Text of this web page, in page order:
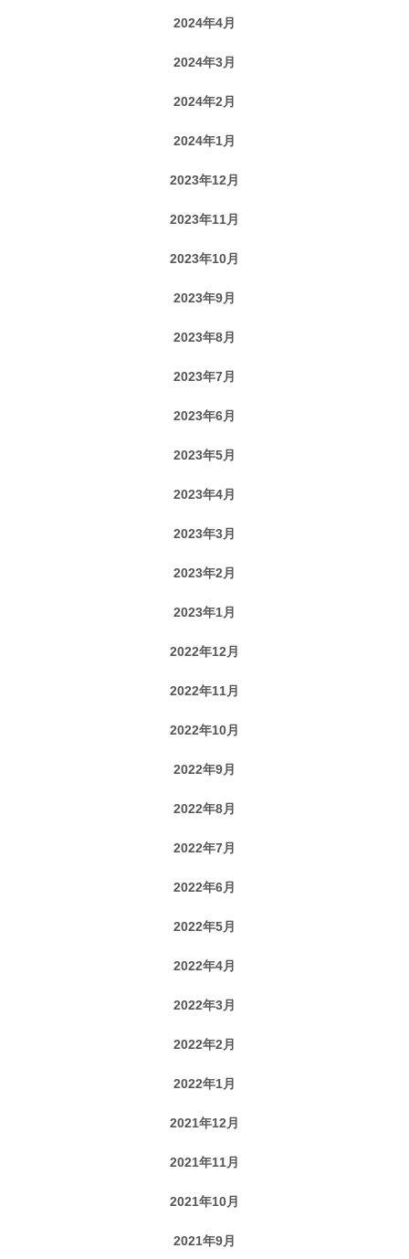
2024年4月
2024年3月
2024年2月
2024年1月
2023年12月
2023年11月
2023年10月
2023年9月
2023年8月
2023年7月
2023年6月
2023年5月
2023年4月
2023年3月
2023年2月
2023年1月
2022年12月
2022年11月
2022年10月
2022年9月
2022年8月
2022年7月
2022年6月
2022年5月
2022年4月
2022年3月
2022年2月
2022年1月
2021年12月
2021年11月
2021年10月
2021年9月